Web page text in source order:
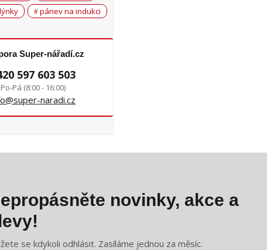
pánev na indukci
Super-nářadí.cz
597 603 503
Po-Pá (8:00 - 16:00)
naradi.cz
novinky, akce a
se kdykoli odhlásit. Zasíláme jednou za měsíc.